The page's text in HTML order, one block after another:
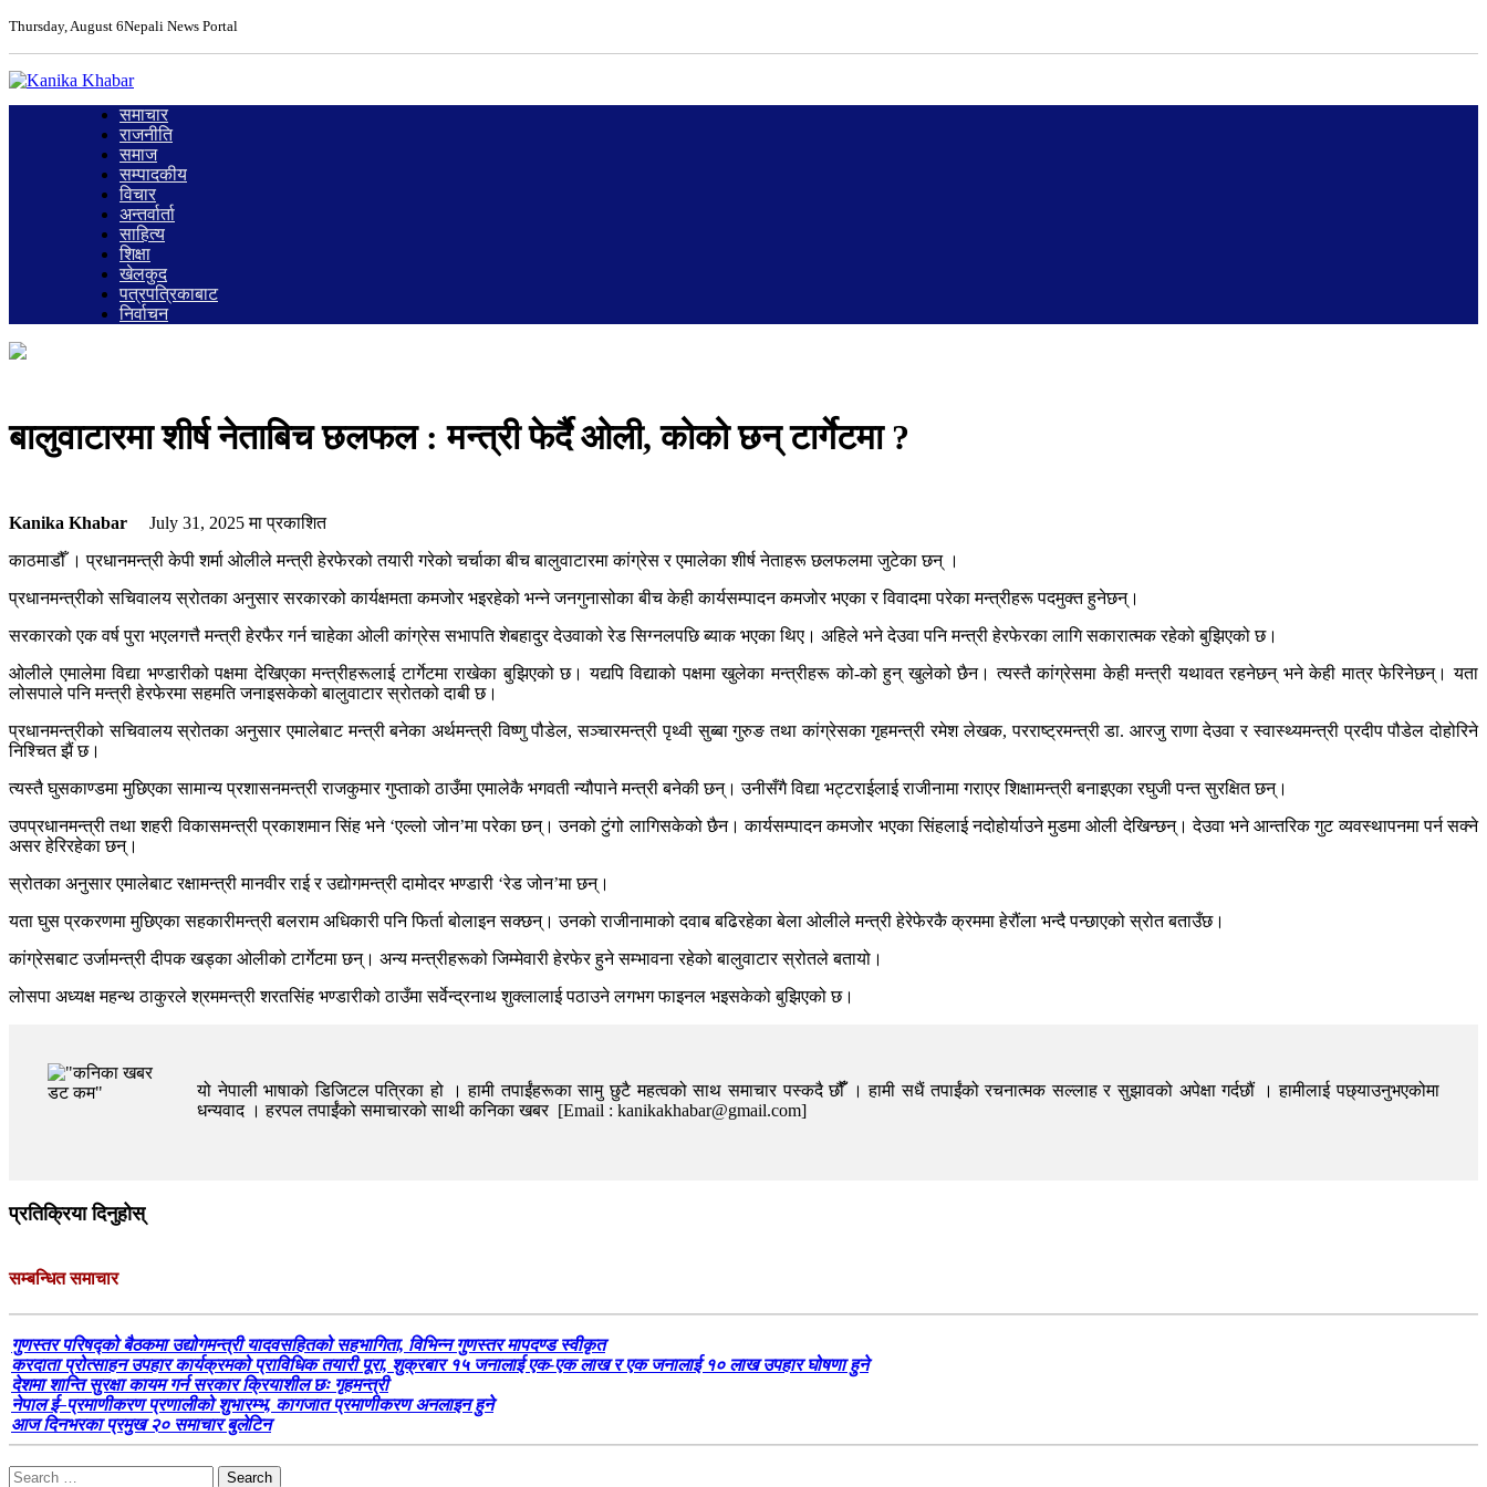
Thursday, August 6Nepali News Portal
समाचार
राजनीति
समाज
सम्पादकीय
विचार
अन्तर्वार्ता
साहित्य
शिक्षा
खेलकुद
पत्रपत्रिकाबाट
निर्वाचन
बालुवाटारमा शीर्ष नेताबिच छलफल : मन्त्री फेर्दै ओली, कोको छन् टार्गेटमा ?
Kanika Khabar July 31, 2025मा प्रकाशित
काठमाडौँ । प्रधानमन्त्री केपी शर्मा ओलीले मन्त्री हेरफेरको तयारी गरेको चर्चाका बीच बालुवाटारमा कांग्रेस र एमालेका शीर्ष नेताहरू छलफलमा जुटेका छन् ।
प्रधानमन्त्रीको सचिवालय स्रोतका अनुसार सरकारको कार्यक्षमता कमजोर भइरहेको भन्ने जनगुनासोका बीच केही कार्यसम्पादन कमजोर भएका र विवादमा परेका मन्त्रीहरू पदमुक्त हुनेछन्।
सरकारको एक वर्ष पुरा भएलगत्तै मन्त्री हेरफैर गर्न चाहेका ओली कांग्रेस सभापति शेबहादुर देउवाको रेड सिग्नलपछि ब्याक भएका थिए। अहिले भने देउवा पनि मन्त्री हेरफेरका लागि सकारात्मक रहेको बुझिएको छ।
‌ओलीले एमालेमा विद्या भण्डारीको पक्षमा देखिएका मन्त्रीहरूलाई टार्गेटमा राखेका बुझिएको छ। यद्यपि विद्याको पक्षमा खुलेका मन्त्रीहरू को-को हुन् खुलेको छैन। त्यस्तै कांग्रेसमा केही मन्त्री यथावत रहनेछन् भने केही मात्र फेरिनेछन्। यता
लोसपाले पनि मन्त्री हेरफेरमा सहमति जनाइसकेको बालुवाटार स्रोतको दाबी छ।
प्रधानमन्त्रीको सचिवालय स्रोतका अनुसार एमालेबाट मन्त्री बनेका अर्थमन्त्री विष्णु पौडेल, सञ्चारमन्त्री पृथ्वी सुब्बा गुरुङ तथा कांग्रेसका गृहमन्त्री रमेश लेखक, परराष्ट्रमन्त्री डा. आरजु राणा देउवा र स्वास्थ्यमन्त्री प्रदीप पौडेल दोहोरिने
निश्चित झैं छ।
त्यस्तै घुसकाण्डमा मुछिएका सामान्य प्रशासनमन्त्री राजकुमार गुप्ताको ठाउँमा एमालेकै भगवती न्यौपाने मन्त्री बनेकी छन्। उनीसँगै विद्या भट्टराईलाई राजीनामा गराएर शिक्षामन्त्री बनाइएका रघुजी पन्त सुरक्षित छन्।
उपप्रधानमन्त्री तथा शहरी विकासमन्त्री प्रकाशमान सिंह भने ‘एल्लो जोन’मा परेका छन्। उनको टुंगो लागिसकेको छैन। कार्यसम्पादन कमजोर भएका सिंहलाई नदोहोर्याउने मुडमा ओली देखिन्छन्। देउवा भने आन्तरिक गुट व्यवस्थापनमा पर्न सक्ने
असर हेरिरहेका छन्।
स्रोतका अनुसार एमालेबाट रक्षामन्त्री मानवीर राई र उद्योगमन्त्री दामोदर भण्डारी ‘रेड जोन’मा छन्।
यता घुस प्रकरणमा मुछिएका सहकारीमन्त्री बलराम अधिकारी पनि फिर्ता बोलाइन सक्छन्। उनको राजीनामाको दवाब बढिरहेका बेला ओलीले मन्त्री हेरेफेरकै क्रममा हेरौंला भन्दै पन्छाएको स्रोत बताउँछ।
कांग्रेसबाट उर्जामन्त्री दीपक खड्का ओलीको टार्गेटमा छन्। अन्य मन्त्रीहरूको जिम्मेवारी हेरफेर हुने सम्भावना रहेको बालुवाटार स्रोतले बतायो।
लोसपा अध्यक्ष महन्थ ठाकुरले श्रममन्त्री शरतसिंह भण्डारीको ठाउँमा सर्वेन्द्रनाथ शुक्लालाई पठाउने लगभग फाइनल भइसकेको बुझिएको छ।
यो नेपाली भाषाको डिजिटल पत्रिका हो । हामी तपाईंहरूका सामु छुटै महत्वको साथ समाचार पस्कदै छौँँ । हामी सधैं तपाईंको रचनात्मक सल्लाह र सुझावको अपेक्षा गर्दछौं । हामीलाई पछ्याउनुभएकोमा
धन्यवाद । हरपल तपाईंको समाचारको साथी कनिका खबर [Email : kanikakhabar@gmail.com]
प्रतिक्रिया दिनुहोस्
सम्बन्धित समाचार
गुणस्तर परिषद्को बैठकमा उद्योगमन्त्री यादवसहितको सहभागिता, विभिन्न गुणस्तर मापदण्ड स्वीकृत
करदाता प्रोत्साहन उपहार कार्यक्रमको प्राविधिक तयारी पूरा, शुक्रबार १५ जनालाई एक-एक लाख र एक जनालाई १० लाख उपहार घोषणा हुने
देशमा शान्ति सुरक्षा कायम गर्न सरकार क्रियाशील छः गृहमन्त्री
नेपाल ई–प्रमाणीकरण प्रणालीको शुभारम्भ, कागजात प्रमाणीकरण अनलाइन हुने
आज दिनभरका प्रमुख २० समाचार बुलेटिन
Search